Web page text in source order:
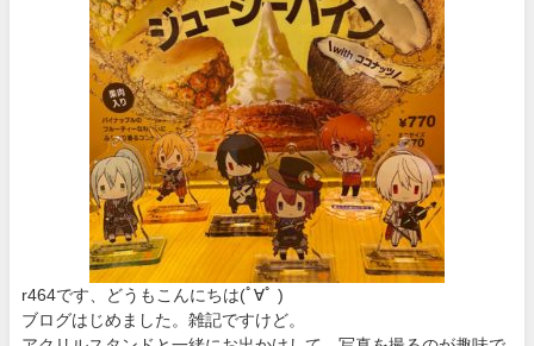
r464です、どうもこんにちは(ﾟ∀ﾟ )
ブログはじめました。雑記ですけど。